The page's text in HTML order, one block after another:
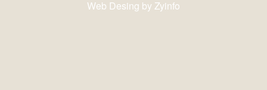
Web Desing by Zyinfo